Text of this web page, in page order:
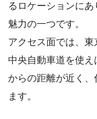
るロケーションに
魅力の一つです。
アクセス面では、東
中央自動車道を使
からの距離が近く
ます。